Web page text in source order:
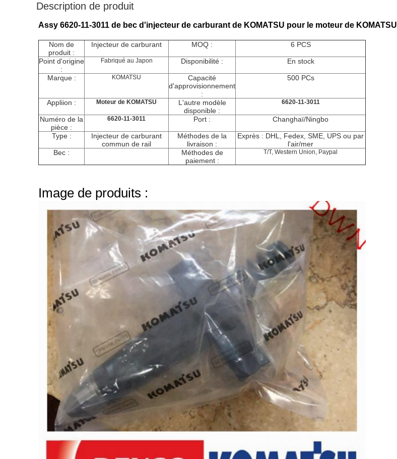
Description de produit
Assy 6620-11-3011 de bec d'injecteur de carburant de KOMATSU pour le moteur de KOMATSU
Nom de
produit :
Injecteur de carburant MOQ : 6 PCS
Point d'origine
:
Fabriqué au Japon Disponibilité : En stock
Marque : KOMATSU
Capacité
d'approvisionnement
:
500 PCs
Appliion : Moteur de KOMATSU
L'autre modèle
disponible :
6620-11-3011
Numéro de la
pièce :
6620-11-3011 Port : Changhaï/Ningbo
Type :
Injecteur de carburant
commun de rail
Méthodes de la
livraison :
Exprès : DHL, Fedex, SME, UPS ou par
l'air/mer
Bec :
Méthodes de
paiement :
T/T, Western Union, Paypal
Image de produits :